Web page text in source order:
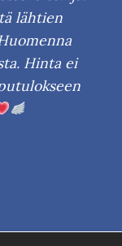
lähtien
Hinta ei